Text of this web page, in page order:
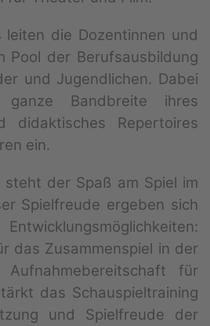
leiten die Dozentinnen und
Pool der Berufsausbildung
und Jugendlichen. Dabei
Bandbreite ihres
didaktisches Repertoires
ein.
steht der Spaß am Spiel im
Spielfreude ergeben sich
das Zusammenspiel in der
für
das Schauspieltraining
und Spielfreude der